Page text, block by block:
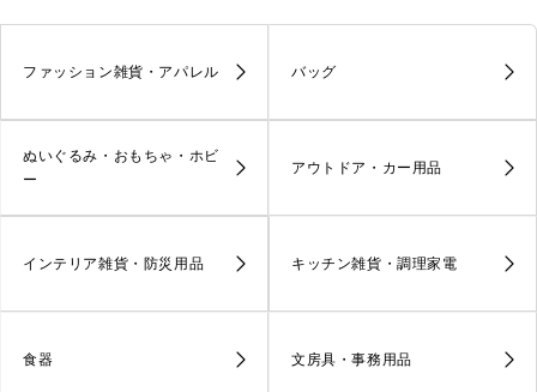
ファッション雑貨・アパレル バッグ
ぬいぐるみ・おもちゃ・ホビ
ー
アウトドア・カー用品
インテリア雑貨・防災用品 キッチン雑貨・調理家電
食器 文房具・事務用品